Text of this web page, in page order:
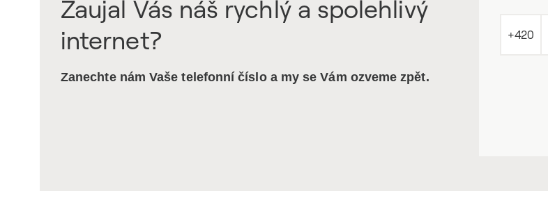
Zaujal Vás náš rychlý a spolehlivý
internet?
Zanechte nám Vaše telefonní číslo a my se Vám ozveme zpět.
+420